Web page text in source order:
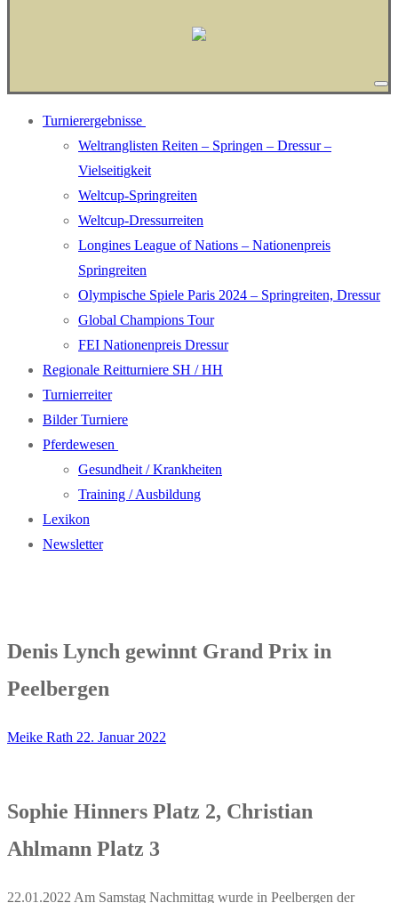
Turnierergebnisse
Weltranglisten Reiten – Springen – Dressur –
Vielseitigkeit
Weltcup-Springreiten
Weltcup-Dressurreiten
Longines League of Nations – Nationenpreis
Springreiten
Olympische Spiele Paris 2024 – Springreiten, Dressur
Global Champions Tour
FEI Nationenpreis Dressur
Regionale Reitturniere SH / HH
Turnierreiter
Bilder Turniere
Pferdewesen
Gesundheit / Krankheiten
Training / Ausbildung
Lexikon
Newsletter
Denis Lynch gewinnt Grand Prix in
Peelbergen
Meike Rath 22. Januar 2022
Sophie Hinners Platz 2, Christian
Ahlmann Platz 3
22.01.2022 Am Samstag Nachmittag wurde in Peelbergen der